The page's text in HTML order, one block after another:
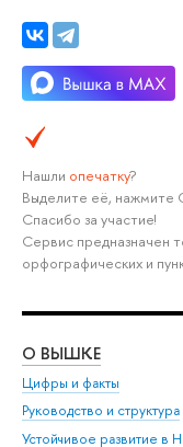
Нашли опечатку?
Выделите её, нажмите
Спасибо за участие!
Сервис предназначен
орфографических и
О ВЫШКЕ
Цифры и факты
Руководство и структура
Устойчивое развитие